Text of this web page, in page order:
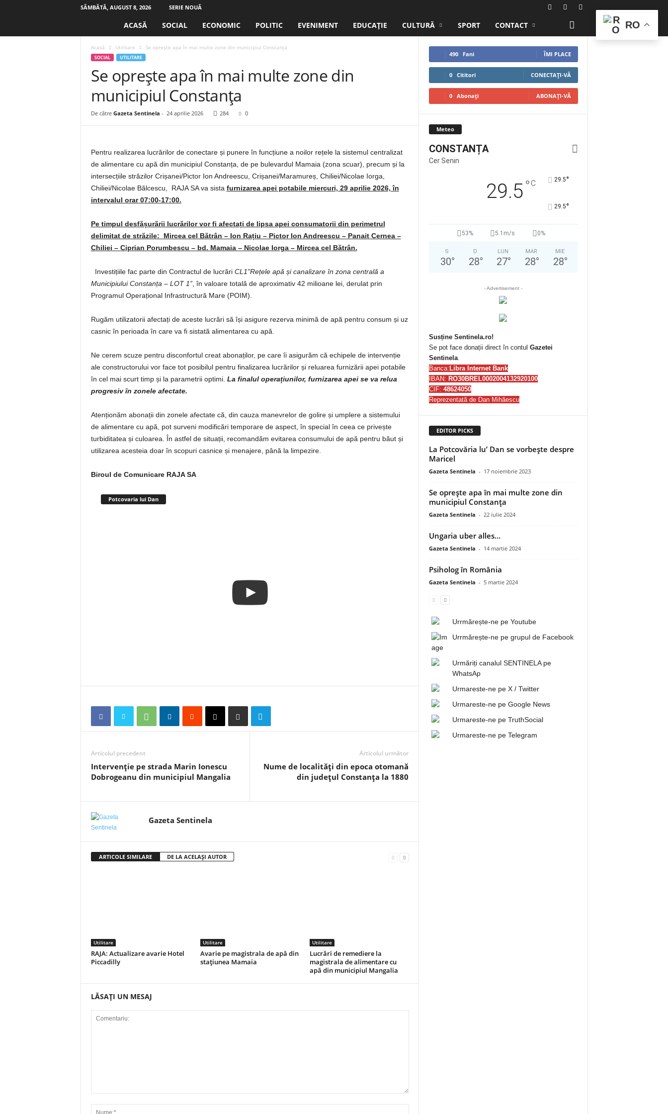
SÂMBĂTĂ, AUGUST 8, 2026
SERIE NOUĂ
ACASĂ SOCIAL ECONOMIC POLITIC EVENIMENT EDUCAŢIE CULTURĂ SPORT CONTACT
Acasă Utilitare Se oprește apa în mai multe zone din municipiul Constanța
SOCIAL UTILITARE
Se oprește apa în mai multe zone din
municipiul Constanța
De către Gazeta Sentinela - 24 aprilie 2026 284 0
Pentru realizarea lucrărilor de conectare și punere în funcțiune a noilor rețele la sistemul centralizat
de alimentare cu apă din municipiul Constanța, de pe bulevardul Mamaia (zona scuar), precum și la
intersecțiile străzilor Crișanei/Pictor Ion Andreescu, Crișanei/Maramureș, Chiliei/Nicolae Iorga,
Chiliei/Nicolae Bălcescu, RAJA SA va sista furnizarea apei potabile miercuri, 29 aprilie 2026, în
intervalul orar 07:00-17:00.
Pe timpul desfășurării lucrărilor vor fi afectați de lipsa apei consumatorii din perimetrul
delimitat de străzile: Mircea cel Bătrân – Ion Rațiu – Pictor Ion Andreescu – Panait Cernea –
Chiliei – Ciprian Porumbescu – bd. Mamaia – Nicolae Iorga – Mircea cel Bătrân.
Investițiile fac parte din Contractul de lucrări CL1”Rețele apă și canalizare în zona centrală a
Municipiului Constanța – LOT 1”, în valoare totală de aproximativ 42 milioane lei, derulat prin
Programul Operațional Infrastructură Mare (POIM).
Rugăm utilizatorii afectați de aceste lucrări să își asigure rezerva minimă de apă pentru consum și uz
casnic în perioada în care va fi sistată alimentarea cu apă.
Ne cerem scuze pentru disconfortul creat abonaților, pe care îi asigurăm că echipele de intervenție
ale constructorului vor face tot posibilul pentru finalizarea lucrărilor și reluarea furnizării apei potabile
în cel mai scurt timp și la parametrii optimi. La finalul operațiunilor, furnizarea apei se va relua
progresiv în zonele afectate.
Atenționăm abonații din zonele afectate că, din cauza manevrelor de golire și umplere a sistemului
de alimentare cu apă, pot surveni modificări temporare de aspect, în special în ceea ce privește
turbiditatea și culoarea. În astfel de situații, recomandăm evitarea consumului de apă pentru băut și
utilizarea acesteia doar în scopuri casnice și menajere, până la limpezire.
Biroul de Comunicare RAJA SA
Potcovaria lui Dan
Articolul precedent
Intervenție pe strada Marin Ionescu
Dobrogeanu din municipiul Mangalia
Articolul următor
Nume de localități din epoca otomană
din județul Constanța la 1880
Gazeta Sentinela
ARTICOLE SIMILARE DE LA ACELAȘI AUTOR
Utilitare
RAJA: Actualizare avarie Hotel
Piccadilly
Utilitare
Avarie pe magistrala de apă din
stațiunea Mamaia
Utilitare
Lucrări de remediere la
magistrala de alimentare cu
apă din municipiul Mangalia
LĂSAȚI UN MESAJ
490 Fani ÎMI PLACE
0 Cititori CONECTAȚI-VĂ
0 Abonați ABONAȚI-VĂ
Meteo
CONSTANȚA
Cer Senin
29.5°C 29.5°
29.5°
53% 5.1m/s 0%
S
30°
D
28°
LUN
27°
MAR
28°
MIE
28°
- Advertisement -
Susține Sentinela.ro!
Se pot face donații direct în contul Gazetei
Sentinela.
Banca: Libra Internet Bank
IBAN: RO30BREL0002004132920100
CIF: 48624050
Reprezentată de Dan Mihăescu
EDITOR PICKS
La Potcovăria lu’ Dan se vorbește despre
Maricel
Gazeta Sentinela - 17 noiembrie 2023
Se oprește apa în mai multe zone din
municipiul Constanța
Gazeta Sentinela - 22 iulie 2024
Ungaria uber alles…
Gazeta Sentinela - 14 martie 2024
Psiholog în România
Gazeta Sentinela - 5 martie 2024
Urrmărește-ne pe Youtube
Urrmărește-ne pe grupul de Facebook
Urmăriți canalul SENTINELA pe
WhatsAp
Urmareste-ne pe X / Twitter
Urmareste-ne pe Google News
Urmareste-ne pe TruthSocial
Urmareste-ne pe Telegram
RO